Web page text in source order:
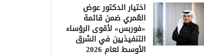
اختيار الدكتور عوض
العُمري ضمن قائمة
«فوربس» لأقوى الرؤساء
التنفيذيين في الشرق
الأوسط لعام 2026